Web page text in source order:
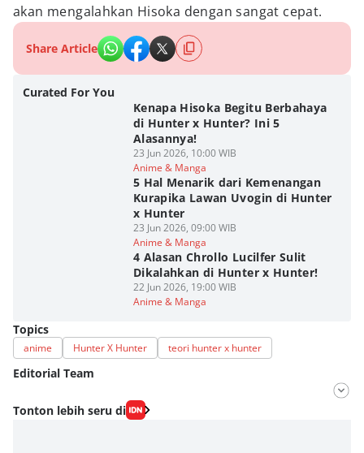
akan mengalahkan Hisoka dengan sangat cepat.
Share Article
Curated For You
Kenapa Hisoka Begitu Berbahaya
di Hunter x Hunter? Ini 5
Alasannya!
23 Jun 2026, 10:00 WIB
Anime & Manga
5 Hal Menarik dari Kemenangan
Kurapika Lawan Uvogin di Hunter
x Hunter
23 Jun 2026, 09:00 WIB
Anime & Manga
4 Alasan Chrollo Lucilfer Sulit
Dikalahkan di Hunter x Hunter!
22 Jun 2026, 19:00 WIB
Anime & Manga
Topics
anime Hunter X Hunter teori hunter x hunter
Editorial Team
Editor
Fahrul Razi Uni Nurullah
Tonton lebih seru di